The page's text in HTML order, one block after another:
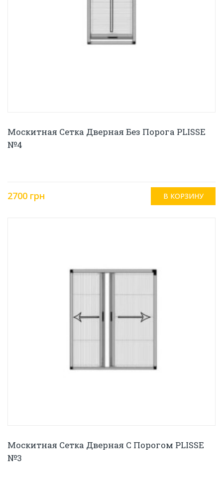
Москитная Сетка Дверная Без Порога PLISSE
№4
2700 грн
Москитная Сетка Дверная С Порогом PLISSE
№3